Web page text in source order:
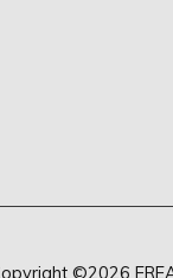
©2026